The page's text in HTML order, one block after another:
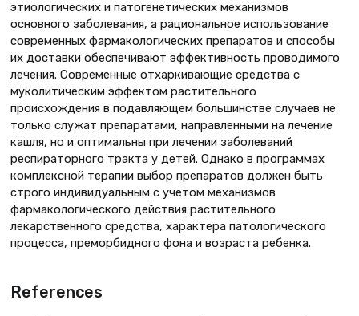
этиологических и патогенетических механизмов
основного заболевания, а рациональное использование
современных фармакологических препаратов и способы
их доставки обеспечивают эффективность проводимого
лечения. Современные отхаркивающие средства с
муколитическим эффектом растительного
происхождения в подавляющем большинстве случаев не
только служат препаратами, направленными на лечение
кашля, но и оптимальны при лечении заболеваний
респираторного тракта у детей. Однако в программах
комплексной терапии выбор препаратов должен быть
строго индивидуальным с учетом механизмов
фармакологического действия растительного
лекарственного средства, характера патологического
процесса, преморбидного фона и возраста ребенка.
References